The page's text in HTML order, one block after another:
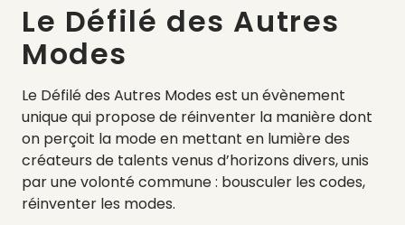
Le Défilé des Autres
Modes
Le Défilé des Autres Modes est un évènement
unique qui propose de réinventer la manière dont
on perçoit la mode en mettant en lumière des
créateurs de talents venus d’horizons divers, unis
par une volonté commune : bousculer les codes,
réinventer les modes.